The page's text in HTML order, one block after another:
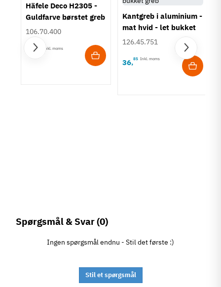
Häfele Deco H2305 -
Guldfarve børstet greb
106.70.400
78,45 Inkl. moms
Kantgreb i aluminium -
mat hvid - let bukket
greb
126.45.751
36,85 Inkl. moms
Spørgsmål & Svar(0)
Ingen spørgsmål endnu - Stil det første :)
Stil et spørgsmål